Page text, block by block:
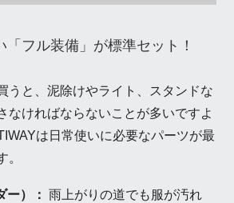
「フル装備」が標準セット！
うと、泥除けやライト、スタンドな
なければならないことが多いですよ
は日常使いに必要なパーツが最
。
ー）： 雨上がりの道でも服が汚れ